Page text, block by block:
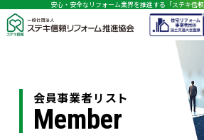
安心・安全なリフォーム業界を推進する「ステキ信頼
会員事業者リスト
Member